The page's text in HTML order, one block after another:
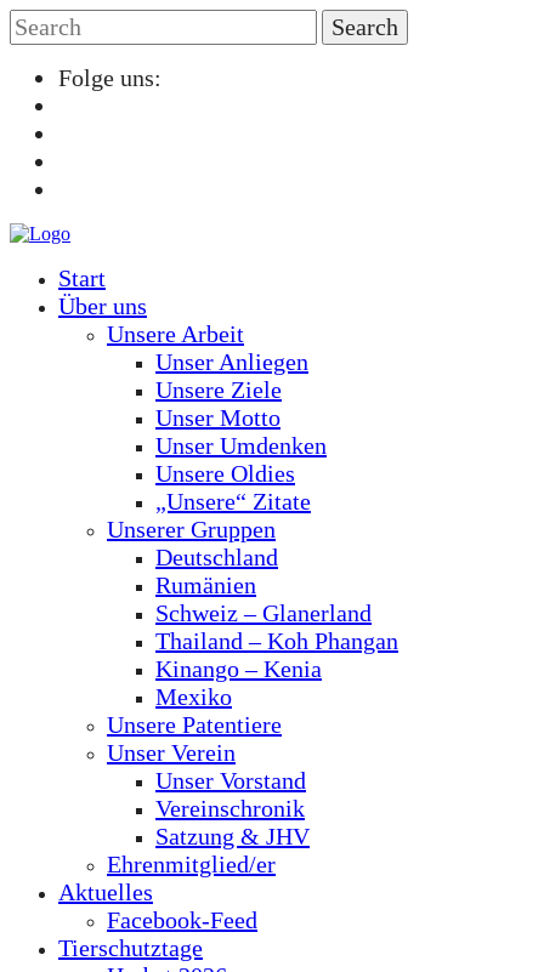
Folge uns:
Start
Über uns
Unsere Arbeit
Unser Anliegen
Unsere Ziele
Unser Motto
Unser Umdenken
Unsere Oldies
„Unsere“ Zitate
Unserer Gruppen
Deutschland
Rumänien
Schweiz – Glanerland
Thailand – Koh Phangan
Kinango – Kenia
Mexiko
Unsere Patentiere
Unser Verein
Unser Vorstand
Vereinschronik
Satzung & JHV
Ehrenmitglied/er
Aktuelles
Facebook-Feed
Tierschutztage